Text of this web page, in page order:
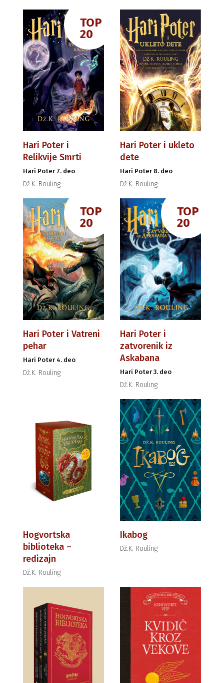
TOP
20
Hari Poter i
Relikvije Smrti
Hari Poter 7. deo
Dž.K. Rouling
Hari Poter i ukleto
dete
Hari Poter 8. deo
Dž.K. Rouling
TOP
20
Hari Poter i Vatreni
pehar
Hari Poter 4. deo
Dž.K. Rouling
TOP
20
Hari Poter i
zatvorenik iz
Askabana
Hari Poter 3. deo
Dž.K. Rouling
Hogvortska
biblioteka –
redizajn
Dž.K. Rouling
Ikabog
Dž.K. Rouling